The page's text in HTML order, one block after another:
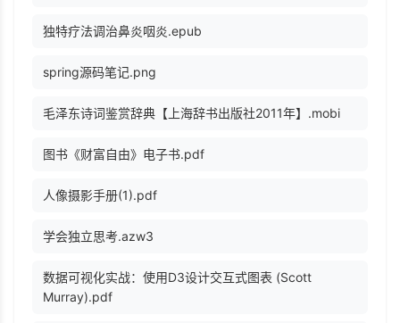
独特疗法调治鼻炎咽炎.epub
spring源码笔记.png
毛泽东诗词鉴赏辞典【上海辞书出版社2011年】.mobi
图书《财富自由》电子书.pdf
人像摄影手册(1).pdf
学会独立思考.azw3
数据可视化实战：使用D3设计交互式图表 (Scott
Murray).pdf